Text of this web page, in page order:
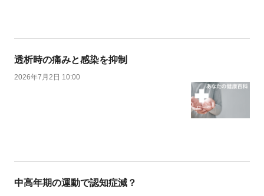
透析時の痛みと感染を抑制
2026年7月2日 10:00
中高年期の運動で認知症減？